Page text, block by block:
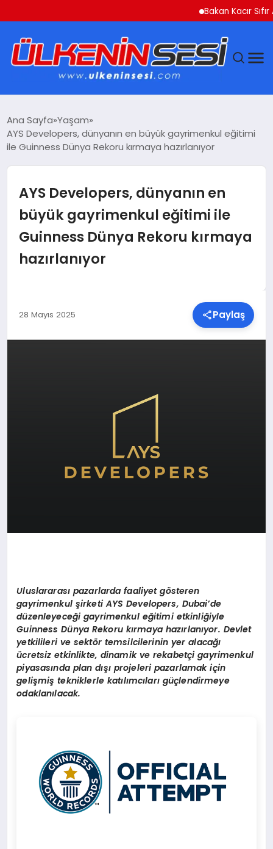
Bakan Kacır Sıfır
EKONOMI
SAĞLIK
Ana Sayfa Yaşam
AYS Developers, dünyanın en büyük gayrimenkul eğitimi
ile Guinness Dünya Rekoru kırmaya hazırlanıyor
AYS Developers, dünyanın en
büyük gayrimenkul eğitimi ile
Guinness Dünya Rekoru kırmaya
hazırlanıyor
28 Mayıs 2025 Paylaş
Uluslararası pazarlarda faaliyet gösteren
gayrimenkul şirketi AYS Developers, Dubai’de
düzenleyeceği gayrimenkul eğitimi etkinliğiyle
Guinness Dünya Rekoru kırmaya hazırlanıyor. Devlet
yetkilileri ve sektör temsilcilerinin yer alacağı
ücretsiz etkinlikte, dinamik ve rekabetçi gayrimenkul
piyasasında plan dışı projeleri pazarlamak için
gelişmiştekniklerle katılımcıları güçlendirmeye
odaklanılacak.